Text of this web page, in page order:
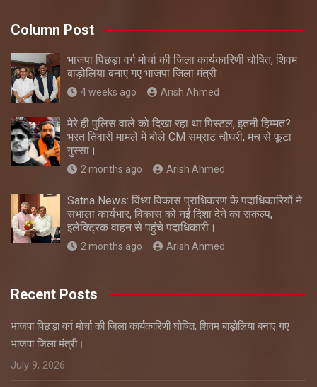
Column Post
भाजपा पिछड़ा वर्ग मोर्चा की जिला कार्यकारिणी घोषित, शिवम
बाड़ोलिया बनाए गए भाजपा जिला मंत्री।
4 weeks ago Arish Ahmed
मेरे ही पुलिस वाले को दिखा रहा था पिस्टल, इतनी हिम्मत?
भरत तिवारी मामले में बोले CM सम्राट चौधरी, मंच से फूटा
गुस्सा।
2 months ago Arish Ahmed
Satna News: विंध्य विकास प्राधिकरण के पदाधिकारियों ने
संभाला कार्यभार, विकास को नई दिशा देने का संकल्प,
इलेक्ट्रिक वाहन से पहुंचे पदाधिकारी।
2 months ago Arish Ahmed
Recent Posts
भाजपा पिछड़ा वर्ग मोर्चा की जिला कार्यकारिणी घोषित, शिवम बाड़ोलिया बनाए गए
भाजपा जिला मंत्री।
July 9, 2026